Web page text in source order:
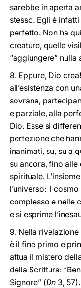
sarebbe in aperta
stesso. Egli è
perfetto. Non ha
creature, quelle
“aggiungere” nulla
8. Eppure, Dio
all’esistenza con
sovrana,
e parziale, alla
Dio. Esse si
perfezione che
inanimati, su, su a
su ancora, fino alle
spirituale.
l’universo: il
complesso e nelle
e si esprime
9. Nella rivelazione
è il fine primo e
attua il mistero
della Scrittura:
Signore” (Dn 3,